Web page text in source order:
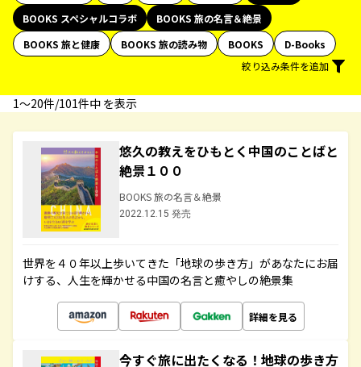
BOOKS スペシャルコラボ
BOOKS 旅の名言＆絶景
BOOKS 旅と健康
BOOKS 旅の読み物 BOOKS
D-Books
絞り込み条件を追加
1〜20件/101件中 を表示
悠久の教えをひもとく中国のことばと
絶景１００
BOOKS 旅の名言＆絶景
2022.12.15 発売
世界を４０年以上歩いてきた「地球の歩き方」があなたにお届
けする、人生を輝かせる中国の名言と癒やしの絶景集
詳細を見る
今すぐ旅に出たくなる！地球の歩き方